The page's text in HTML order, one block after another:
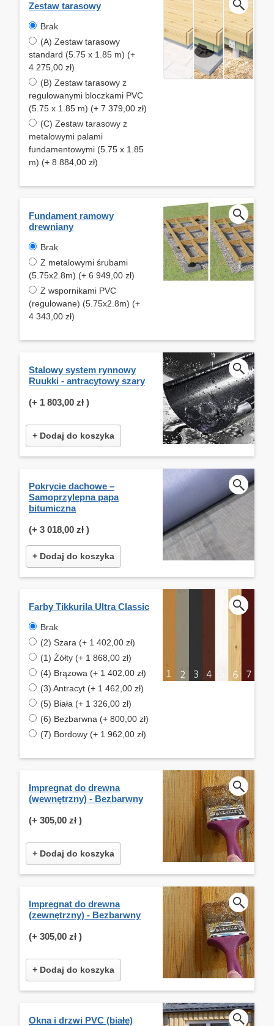
Zestaw tarasowy
Brak
(A) Zestaw tarasowy
standard (5.75 x 1.85 m) (+
4 275,00 zł)
(B) Zestaw tarasowy z
regulowanymi bloczkami PVC
(5.75 x 1.85 m) (+ 7 379,00 zł)
(C) Zestaw tarasowy z
metalowymi palami
fundamentowymi (5.75 x 1.85
m) (+ 8 884,00 zł)
Fundament ramowy
drewniany
Brak
Z metalowymi śrubami
(5.75x2.8m) (+ 6 949,00 zł)
Z wspornikami PVC
(regulowane) (5.75x2.8m) (+
4 343,00 zł)
Stalowy system rynnowy
Ruukki - antracytowy szary
(+ 1 803,00 zł )
+ Dodaj do koszyka
Pokrycie dachowe –
Samoprzylepna papa
bitumiczna
(+ 3 018,00 zł )
+ Dodaj do koszyka
Farby Tikkurila Ultra Classic
Brak
(2) Szara (+ 1 402,00 zł)
(1) Żółty (+ 1 868,00 zł)
(4) Brązowa (+ 1 402,00 zł)
(3) Antracyt (+ 1 462,00 zł)
(5) Biała (+ 1 326,00 zł)
(6) Bezbarwna (+ 800,00 zł)
(7) Bordowy (+ 1 962,00 zł)
Impregnat do drewna
(wewnętrzny) - Bezbarwny
(+ 305,00 zł )
+ Dodaj do koszyka
Impregnat do drewna
(zewnętrzny) - Bezbarwny
(+ 305,00 zł )
+ Dodaj do koszyka
Okna i drzwi PVC (białe)